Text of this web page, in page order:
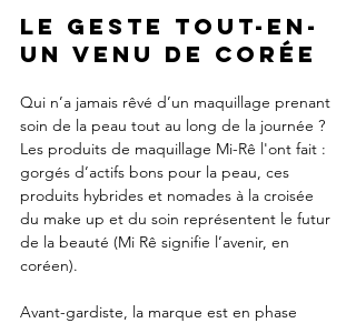
LE GESTE TOUT-EN-
UN venu de Corée
Qui n’a jamais rêvé d’un maquillage prenant
soin de la peau tout au long de la journée ?
Les produits de maquillage Mi-Rê l'ont fait :
gorgés d’actifs bons pour la peau, ces
produits hybrides et nomades à la croisée
du make up et du soin représentent le futur
de la beauté (Mi Rê signifie l’avenir, en
coréen).
Avant-gardiste, la marque est en phase